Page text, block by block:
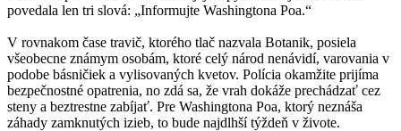
povedala len tri slová: „Informujte Washingtona Poa.“
V rovnakom čase travič, ktorého tlač nazvala Botanik, posiela
všeobecne známym osobám, ktoré celý národ nenávidí, varovania v
podobe básničiek a vylisovaných kvetov. Polícia okamžite prijíma
bezpečnostné opatrenia, no zdá sa, že vrah dokáže prechádzať cez
steny a beztrestne zabíjať. Pre Washingtona Poa, ktorý neznáša
záhady zamknutých izieb, to bude najdlhší týždeň v živote.